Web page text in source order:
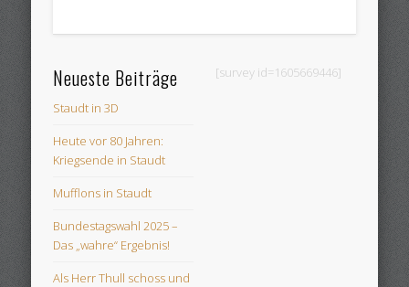
Neueste Beiträge
Staudt in 3D
Heute vor 80 Jahren:
Kriegsende in Staudt
Mufflons in Staudt
Bundestagswahl 2025 –
Das „wahre“ Ergebnis!
Als Herr Thull schoss und
[survey id=1605669446]